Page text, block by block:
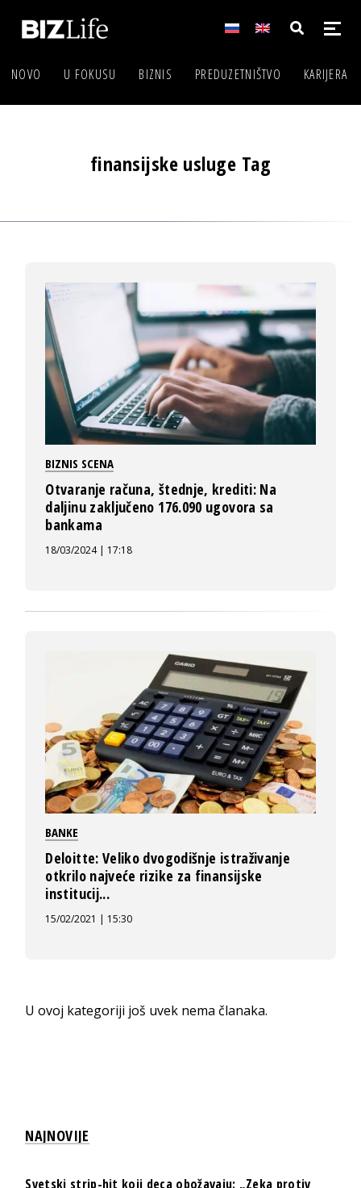
NOVO U FOKUSU BIZNIS PREDUZETNIŠTVO KARIJERA
finansijske usluge Tag
BIZNIS SCENA
Otvaranje računa, štednje, krediti: Na
daljinu zaključeno 176.090 ugovora sa
bankama
18/03/2024 | 17:18
BANKE
Deloitte: Veliko dvogodišnje istraživanje
otkrilo najveće rizike za finansijske
institucij...
15/02/2021 | 15:30
U ovoj kategoriji još uvek nema članaka.
NAJNOVIJE
Svetski strip-hit koji deca obožavaju: „Zeka protiv